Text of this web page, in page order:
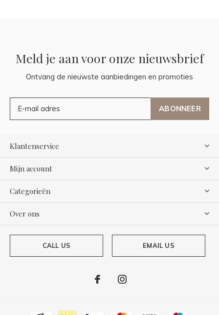
Meld je aan voor onze nieuwsbrief
Ontvang de nieuwste aanbiedingen en promoties
ABONNEER
Klantenservice
Mijn account
Categorieën
Over ons
CALL US EMAIL US